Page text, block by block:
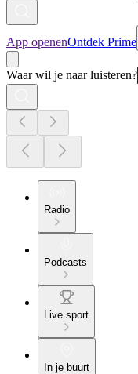
App openenOntdek Prime
Waar wil je naar luisteren?
Radio
Podcasts
Live sport
In je buurt